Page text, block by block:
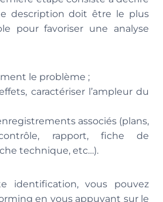
description doit être le plus
pour favoriser une analyse
le problème ;
caractériser l’ampleur du
associés (plans,
rapport, fiche de
technique, etc…).
identification, vous pouvez
en vous appuyant sur le